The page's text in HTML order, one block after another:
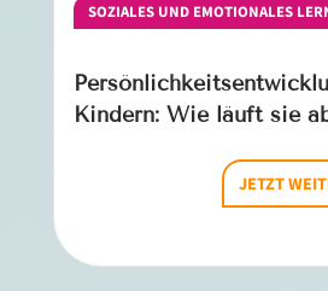
SOZIALES UND EMOTIONALES
Kindern: Wie läuft sie
JETZT